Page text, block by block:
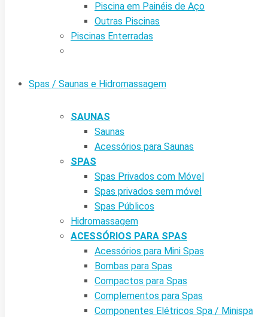
Piscina em Painéis de Aço
Outras Piscinas
Piscinas Enterradas
Spas / Saunas e Hidromassagem
SAUNAS
Saunas
Acessórios para Saunas
SPAS
Spas Privados com Móvel
Spas privados sem móvel
Spas Públicos
Hidromassagem
ACESSÓRIOS PARA SPAS
Acessórios para Mini Spas
Bombas para Spas
Compactos para Spas
Complementos para Spas
Componentes Elétricos Spa / Minispa